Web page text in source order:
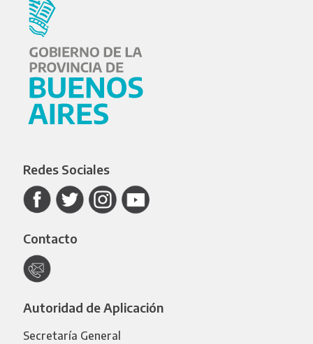
Redes Sociales
Contacto
Autoridad de Aplicación
Secretaría General